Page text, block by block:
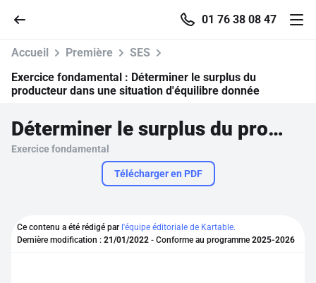
01 76 38 08 47
Parcourir
Se connecter
Accueil Première
SES
Exercice fondamental : Déterminer le surplus du
producteur dans une situation d'équilibre donnée
Déterminer le surplus du producteur dans une situation d'équilibre donnée
Exercice fondamental
Télécharger en PDF
Ce contenu a été rédigé par l'équipe éditoriale de Kartable.
Dernière modification : 21/01/2022 - Conforme au programme 2025-2026